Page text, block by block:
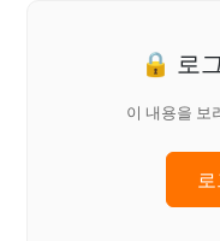
🔒 로
이 내용을 보